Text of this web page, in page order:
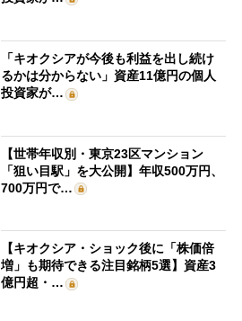
「キオクシアが今後も利益を出し続け
るかは分からない」資産11億円の個人
投資家が…
【世帯年収別・東京23区マンション
「狙い目駅」を大公開】年収500万円、
700万円で…
【キオクシア・ショック後に「株価倍
増」も期待できる注目銘柄5選】資産3
億円超・…